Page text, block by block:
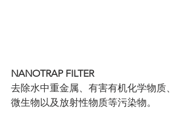
NANOTRAP FILTER
去除水中重金属、有害有机化学物质、
微生物以及放射性物质等污染物。